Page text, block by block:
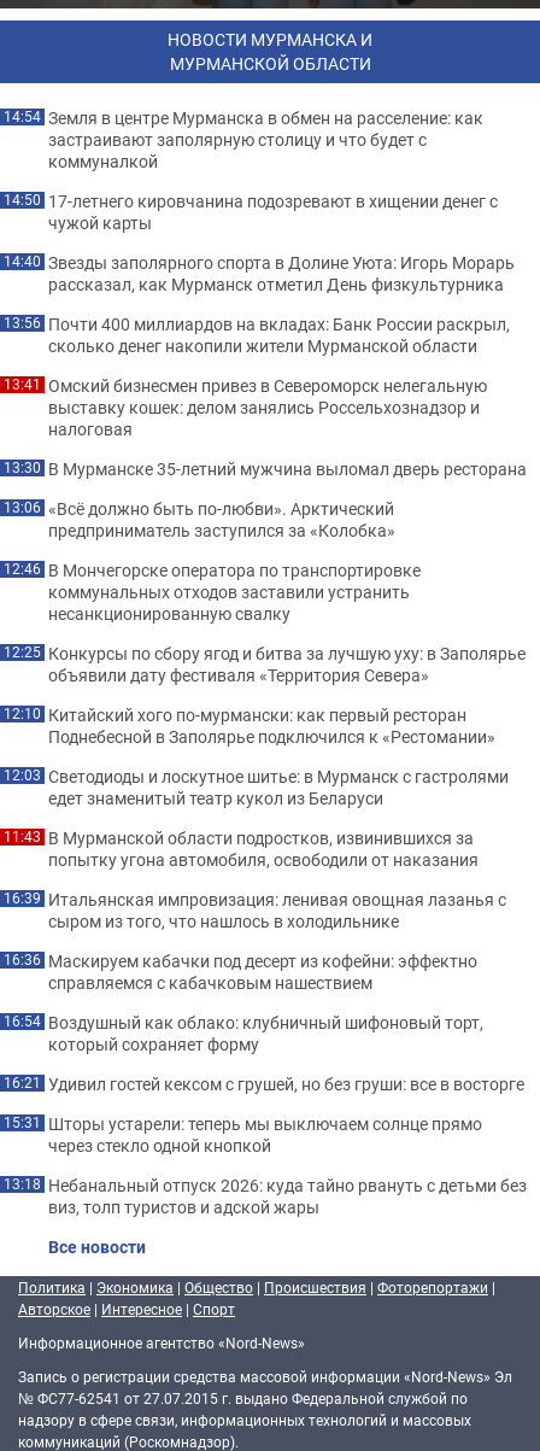
НОВОСТИ МУРМАНСКА И
МУРМАНСКОЙ ОБЛАСТИ
14:54 Земля в центре Мурманска в обмен на расселение: как
застраивают заполярную столицу и что будет с
коммуналкой
14:50 17-летнего кировчанина подозревают в хищении денег с
чужой карты
14:40 Звезды заполярного спорта в Долине Уюта: Игорь Морарь
рассказал, как Мурманск отметил День физкультурника
13:56 Почти 400 миллиардов на вкладах: Банк России раскрыл,
сколько денег накопили жители Мурманской области
13:41 Омский бизнесмен привез в Североморск нелегальную
выставку кошек: делом занялись Россельхознадзор и
налоговая
13:30 В Мурманске 35-летний мужчина выломал дверь ресторана
13:06 «Всё должно быть по-любви». Арктический
предприниматель заступился за «Колобка»
12:46 В Мончегорске оператора по транспортировке
коммунальных отходов заставили устранить
несанкционированную свалку
12:25 Конкурсы по сбору ягод и битва за лучшую уху: в Заполярье
объявили дату фестиваля «Территория Севера»
12:10 Китайский хого по-мурмански: как первый ресторан
Поднебесной в Заполярье подключился к «Рестомании»
12:03 Светодиоды и лоскутное шитье: в Мурманск с гастролями
едет знаменитый театр кукол из Беларуси
11:43 В Мурманской области подростков, извинившихся за
попытку угона автомобиля, освободили от наказания
16:39 Итальянская импровизация: ленивая овощная лазанья с
сыром из того, что нашлось в холодильнике
16:36 Маскируем кабачки под десерт из кофейни: эффектно
справляемся с кабачковым нашествием
16:54 Воздушный как облако: клубничный шифоновый торт,
который сохраняет форму
16:21 Удивил гостей кексом с грушей, но без груши: все в восторге
15:31 Шторы устарели: теперь мы выключаем солнце прямо
через стекло одной кнопкой
13:18 Небанальный отпуск 2026: куда тайно рвануть с детьми без
виз, толп туристов и адской жары
Все новости
Политика | Экономика | Общество | Происшествия | Фоторепортажи |
Авторское | Интересное | Спорт
Информационное агентство «Nord-News»
Запись о регистрации средства массовой информации «Nord-News» Эл
№ ФС77-62541 от 27.07.2015 г. выдано Федеральной службой по
надзору в сфере связи, информационных технологий и массовых
коммуникаций (Роскомнадзор).